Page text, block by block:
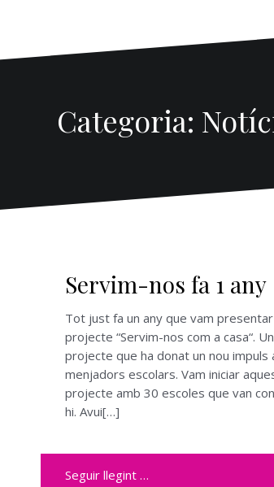
Categoria:
Servim-nos fa 1 any
Tot just fa un any que vam
projecte “Servim-nos com a casa“. Un
projecte que ha donat un nou impuls
menjadors escolars. Vam iniciar
projecte amb 30 escoles que van
hi. Avui[…]
Seguir llegint …